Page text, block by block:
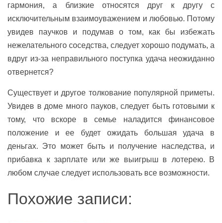
гармония, а близкие относятся друг к другу с
исключительным взаимоуважением и любовью. Потому
увидев паучков и подумав о том, как бы избежать
нежелательного соседства, следует хорошо подумать, а
вдруг из-за неправильного поступка удача неожиданно
отвернется?
Существует и другое толкование популярной приметы.
Увидев в доме много пауков, следует быть готовыми к
тому, что вскоре в семье наладится финансовое
положение и ее будет ожидать большая удача в
деньгах. Это может быть и получение наследства, и
прибавка к зарплате или же выигрыш в лотерею. В
любом случае следует использовать все возможности.
Похожие записи: